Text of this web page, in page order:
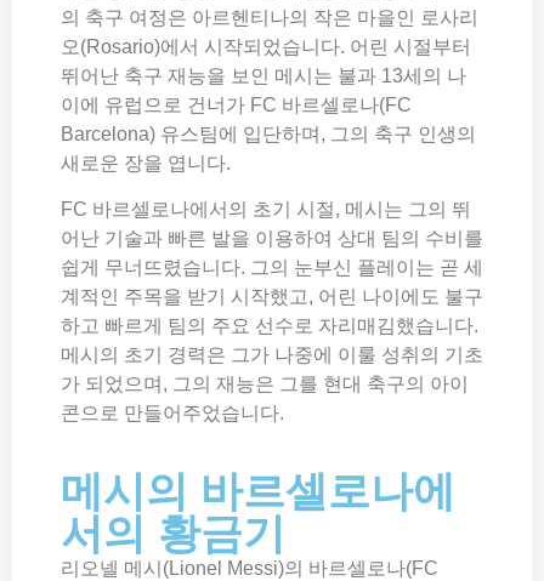
의 축구 여정은 아르헨티나의 작은 마을인 로사리
오(Rosario)에서 시작되었습니다. 어린 시절부터
뛰어난 축구 재능을 보인 메시는 불과 13세의 나
이에 유럽으로 건너가 FC 바르셀로나(FC
Barcelona) 유스팀에 입단하며, 그의 축구 인생의
새로운 장을 엽니다.
FC 바르셀로나에서의 초기 시절, 메시는 그의 뛰
어난 기술과 빠른 발을 이용하여 상대 팀의 수비를
쉽게 무너뜨렸습니다. 그의 눈부신 플레이는 곧 세
계적인 주목을 받기 시작했고, 어린 나이에도 불구
하고 빠르게 팀의 주요 선수로 자리매김했습니다.
메시의 초기 경력은 그가 나중에 이룰 성취의 기초
가 되었으며, 그의 재능은 그를 현대 축구의 아이
콘으로 만들어주었습니다.
메시의 바르셀로나에
서의 황금기
리오넬 메시(Lionel Messi)의 바르셀로나(FC